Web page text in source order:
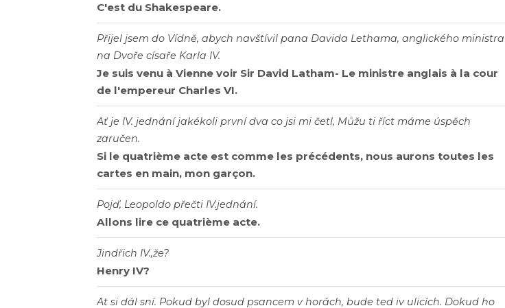
C'est du Shakespeare.
Přijel jsem do Vídně, abych navštívil pana Davida Lethama, anglického ministra
na Dvoře císaře Karla IV.
Je suis venu à Vienne voir Sir David Latham- Le ministre anglais à la cour
de l'empereur Charles VI.
Ať je IV. jednání jakékoli první dva co jsi mi četl, Můžu ti říct máme úspěch
zaručen.
Si le quatrième acte est comme les précédents, nous aurons toutes les
cartes en main, mon garçon.
Pojď, Leopoldo přečti IV.jednání.
Allons lire ce quatrième acte.
Jindřich IV.,že?
Henry IV?
At si dál sní. Pokud byl dosud psancem v horách, bude ted iv ulicích. Dokud ho